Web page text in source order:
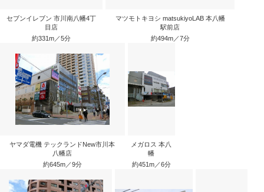
セブンイレブン 市川南八幡4丁
目店
約331m／5分
マツモトキヨシ matsukiyoLAB 本八幡
駅前店
約494m／7分
ヤマダ電機 テックランドNew市川本
八幡店
約645m／9分
メガロス 本八
幡
約451m／6分